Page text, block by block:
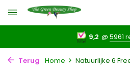
9,2 @5961
Terug Home Natuurlijke 6